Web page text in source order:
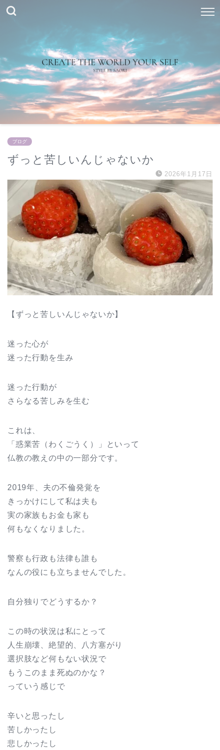
ブログ
ずっと苦しいんじゃないか
2026年1月17日
【ずっと苦しいんじゃないか】
迷った心が
迷った行動を生み
迷った行動が
さらなる苦しみを生む
これは、
「惑業苦（わくごうく）」といって
仏教の教えの中の一部分です。
2019年、夫の不倫発覚を
きっかけにして私は夫も
実の家族もお金も家も
何もなくなりました。
警察も行政も法律も誰も
なんの役にも立ちませんでした。
自分独りでどうするか？
この時の状況は私にとって
人生崩壊、絶望的、八方塞がり
選択肢など何もない状況で
もうこのまま死ぬのかな？
っていう感じで
辛いと思ったし
苦しかったし
悲しかったし